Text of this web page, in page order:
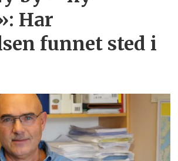
Har
funnet sted i